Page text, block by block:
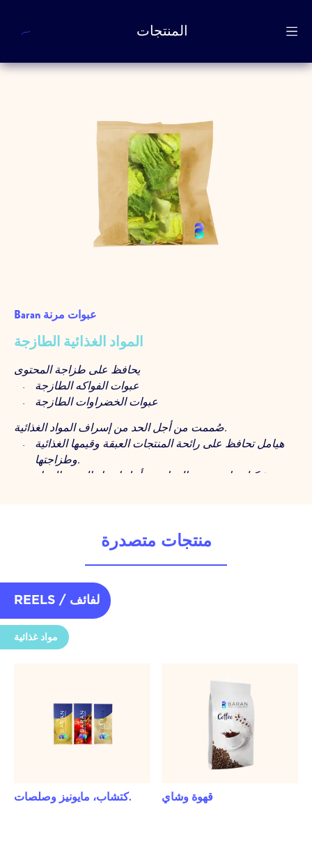
المنتجات
Baran عبوات مرنة
المواد الغذائية الطازجة
يحافظ على طزاجة المحتوى
عبوات الفواكه الطازجة
عبوات الخضراوات الطازجة
صُممت من أجل الحد من إسراف المواد الغذائية.
هيامل تحافظ على رائحة المنتجات العبقة وقيمها الغذائية
وطزاجتها.
تشكيلة واسعة من المواد من أجل اختيار الحبر والمواد
جودة مستقرة في كل لفة
تعبئة ذات كفاءة عالية في خطوط التعبئة
جودة متسقة مع طباعة مطبوعات عالية الدقة وطباعة
إنتاج مستقر بفضل عمليات ضوابط الجودة في كل
مرحلة.
استشارة وتحليل من أجل تعيين أكثر الهياكل مناسبة
للمنتج.
دعم فني في كل مرحلة ابتداء من لفائف التجربة حتى ما
بعد المبيع.
منتجات متصدرة
REELS / لفائف
مواد غذائية
كتشاب، مايونيز وصلصات. قهوة وشاي